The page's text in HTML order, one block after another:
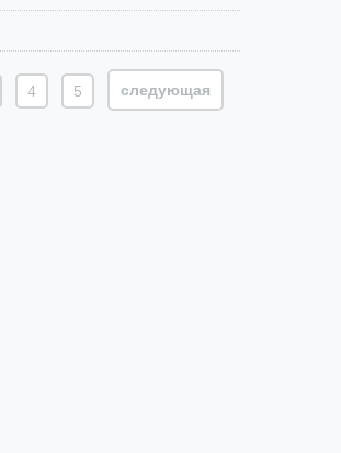
4 5 cледующая